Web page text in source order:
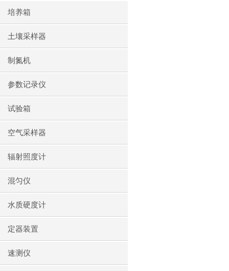
培养箱
土壤采样器
制氮机
参数记录仪
试验箱
空气采样器
辐射照度计
混匀仪
水质硬度计
定器装置
速测仪